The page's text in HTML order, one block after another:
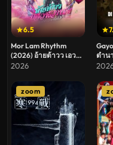
6.5
Mor Lam Rhythm
(2026) อ้ายต้าวว เอว
หวาน ระเบียบวาทะศิลป์
2026
ตำน
zoom